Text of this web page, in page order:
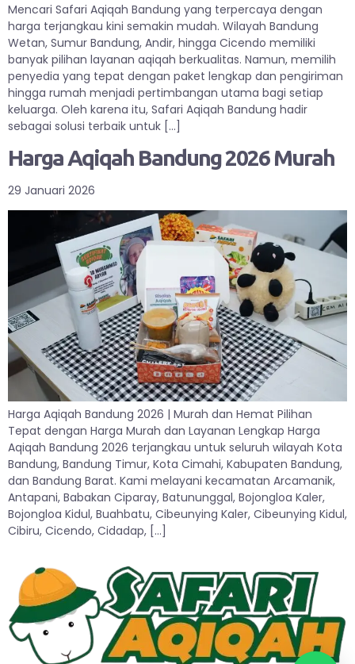
Mencari Safari Aqiqah Bandung yang terpercaya dengan
harga terjangkau kini semakin mudah. Wilayah Bandung
Wetan, Sumur Bandung, Andir, hingga Cicendo memiliki
banyak pilihan layanan aqiqah berkualitas. Namun, memilih
penyedia yang tepat dengan paket lengkap dan pengiriman
hingga rumah menjadi pertimbangan utama bagi setiap
keluarga. Oleh karena itu, Safari Aqiqah Bandung hadir
sebagai solusi terbaik untuk […]
Harga Aqiqah Bandung 2026 Murah
29 Januari 2026
Harga Aqiqah Bandung 2026 | Murah dan Hemat Pilihan
Tepat dengan Harga Murah dan Layanan Lengkap Harga
Aqiqah Bandung 2026 terjangkau untuk seluruh wilayah Kota
Bandung, Bandung Timur, Kota Cimahi, Kabupaten Bandung,
dan Bandung Barat. Kami melayani kecamatan Arcamanik,
Antapani, Babakan Ciparay, Batununggal, Bojongloa Kaler,
Bojongloa Kidul, Buahbatu, Cibeunying Kaler, Cibeunying Kidul,
Cibiru, Cicendo, Cidadap, […]